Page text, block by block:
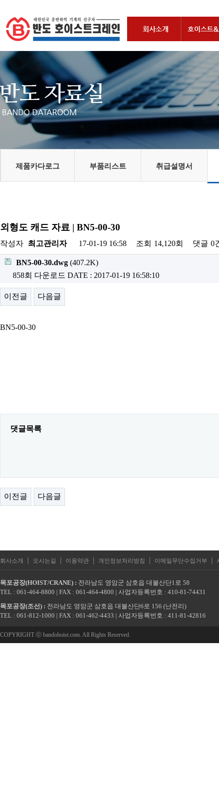
제품카다로그 부품리스트 취급설명서
외형도 캐드 자료 | BN5-00-30
작성자 최고관리자 17-01-19 16:58 조회 14,120회 댓글 0
BN5-00-30.dwg (407.2K)
858회 다운로드 DATE : 2017-01-19 16:58:10
이전글 다음글
BN5-00-30
댓글목록
이전글 다음글
회사소개 | 오시는길 | 이용약관 | 개인정보처리방침 | 이메일무단수집거부 |
목포공장(HOIST/CRANE) : 전라남도 영암군 삼호읍 대불산단1로 58
TEL : 061-464-8800 | FAX : 061-464-4800 | 사업자등록번호 : 410-81-74431
목포공장(조선) : 전라남도 영암군 삼호읍 대불산단6로 156 (난전리)
TEL : 061-812-1000 | FAX : 061-462-4433 | 사업자등록번호 : 411-81-42816
COPYRIGHT ⓒ bandohoist.com. All Rights Reserved.